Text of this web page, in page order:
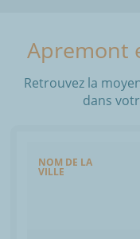
Apremont
Retrouvez la
dans
NOM DE LA
VILLE